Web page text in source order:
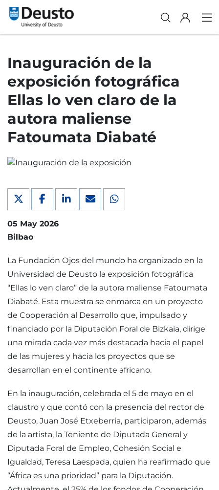
Inauguración de la
exposición fotográfica
Ellas lo ven claro de la
autora maliense
Fatoumata Diabaté
05 May 2026
Bilbao
La Fundación Ojos del mundo ha organizado en la
Universidad de Deusto la exposición fotográfica
“Ellas lo ven claro” de la autora maliense Fatoumata
Diabaté. Esta muestra se enmarca en un proyecto
de Cooperación al Desarrollo que, impulsado y
financiado por la Diputación Foral de Bizkaia, dirige
una mirada cada vez más destacada hacia el papel
de las mujeres y hacia los proyectos que se
desarrollan en el continente africano.
En la inauguración, celebrada el 5 de mayo en el
claustro y que contó con la presencia del rector de
Deusto, Juan José Etxeberria, participaron, además
de la artista, la Teniente de Diputada General y
Diputada Foral de Empleo, Cohesión Social e
Igualdad, Teresa Laespada, quien ha reafirmado que
“África es una prioridad” para la Diputación.